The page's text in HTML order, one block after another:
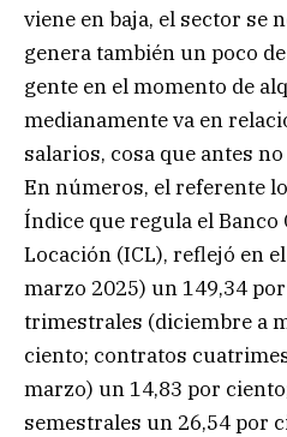
viene en baja, el sector se
genera también un poco
gente en el momento de
medianamente va en
salarios, cosa que antes no
En números, el referente
Índice que regula el
Locación (ICL), reflejó en
marzo 2025) un 149,34
trimestrales (diciembre a
ciento; contratos
marzo) un 14,83 por
semestrales un 26,54 por